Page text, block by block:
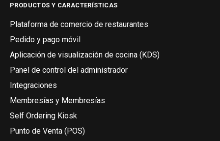
PRODUCTOS Y CARACTERÍSTICAS
Plataforma de comercio de restaurantes
Pedido y pago móvil
Aplicación de visualización de cocina (KDS)
Panel de control del administrador
Integraciones
Membresías y Membresías
Self Ordering Kiosk
Punto de Venta (POS)